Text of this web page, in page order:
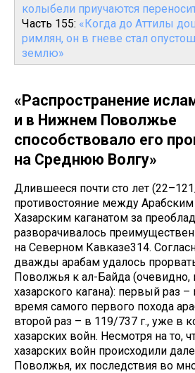
колыбели приучаются
Часть 155: «Когда до Аттилы
римлян, он в гневе стал
землю»
«Распространение
и в Нижнем Поволжье
способствовало его
на Среднюю Волгу»
Длившееся почти сто лет
противостояние между
Хазарским каганатом за
разворачивалось
на Северном Кавказе314.
дважды арабам удалось
Поволжья к ал-Байда (очевидно,
хазарского кагана): первый раз
время самого первого похода
второй раз – в 119/737 г., уже в
хазарских войн. Несмотря на то,
хазарских войн происходили
Поволжья, их последствия во